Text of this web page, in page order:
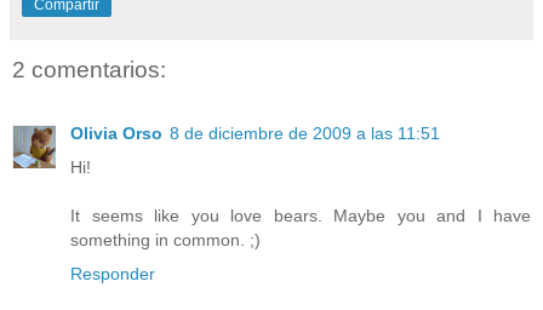
Compartir
2 comentarios:
Olivia Orso 8 de diciembre de 2009 a las 11:51
Hi!
It seems like you love bears. Maybe you and I have
something in common. ;)
Responder